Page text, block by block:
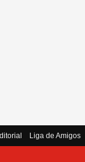
Liga de Amigos